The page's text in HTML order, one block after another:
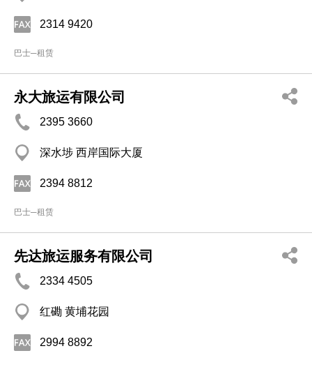
2314 9420
巴士─租赁
永大旅运有限公司
2395 3660
深水埗 西岸国际大厦
2394 8812
巴士─租赁
先达旅运服务有限公司
2334 4505
红磡 黄埔花园
2994 8892